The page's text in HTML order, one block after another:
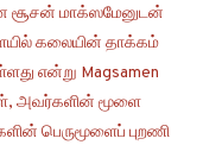
மாக்ஸமேனுடன்
கலையின் தாக்கம்
என்று Magsamen
அவர்களின் மூளை
பெருமூளைப் புறணி